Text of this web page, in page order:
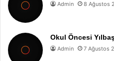
Admin 8 Ağustos
Okul Öncesi
Admin 7 Ağustos